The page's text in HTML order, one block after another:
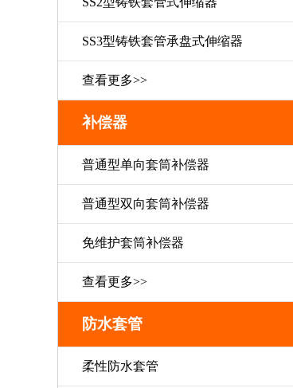
SS3型铸铁套管承盘式伸缩器
查看更多>>
补偿器
普通型单向套筒补偿器
普通型双向套筒补偿器
免维护套筒补偿器
查看更多>>
防水套管
柔性防水套管